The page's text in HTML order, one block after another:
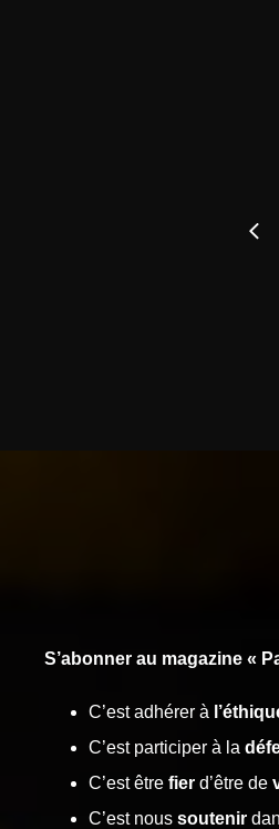
S’abonner au magazine «
C’est adhérer à
C’est participer à la
C’est être fier d’être de
C’est nous soutenir